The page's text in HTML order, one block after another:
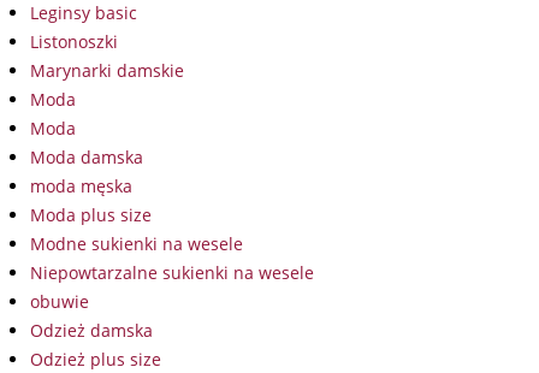
Leginsy basic
Listonoszki
Marynarki damskie
Moda
Moda
Moda damska
moda męska
Moda plus size
Modne sukienki na wesele
Niepowtarzalne sukienki na wesele
obuwie
Odzież damska
Odzież plus size